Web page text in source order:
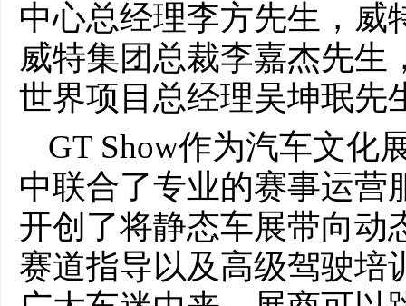
中心总经理李方先生，威
威特集团总裁李嘉杰先生
世界项目总经理吴坤珉先
GT Show作为汽车文化
中联合了专业的赛事运营
开创了将静态车展带向动
赛道指导以及高级驾驶培